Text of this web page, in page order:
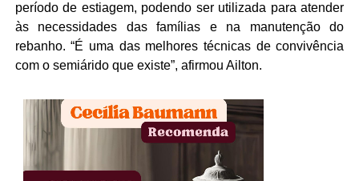
período de estiagem, podendo ser utilizada para atender
às necessidades das famílias e na manutenção do
rebanho. “É uma das melhores técnicas de convivência
com o semiárido que existe”, afirmou Ailton.